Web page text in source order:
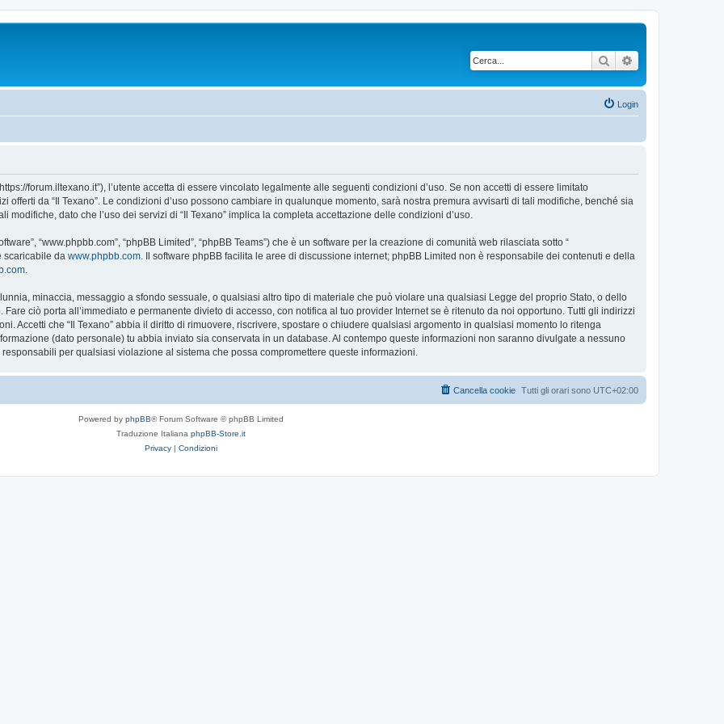
Cerca
Login
forum.iltexano.it”), l’utente accetta di essere vincolato legalmente alle seguenti condizioni d’uso. Se non accetti di essere limitato
offerti da “Il Texano”. Le condizioni d’uso possono cambiare in qualunque momento, sarà nostra premura avvisarti di tali modifiche, benché sia
dato che l’uso dei servizi di “Il Texano” implica la completa accettazione delle condizioni d’uso.
“www.phpbb.com”, “phpBB Limited”, “phpBB Teams”) che è un software per la creazione di comunità web rilasciata sotto “
scaricabile da www.phpbb.com . Il software phpBB facilita le aree di discussione internet; phpBB Limited non è responsabile dei contenuti e della
minaccia, messaggio a sfondo sessuale, o qualsiasi altro tipo di materiale che può violare una qualsiasi Legge del proprio Stato, o dello
ciò porta all’immediato e permanente divieto di accesso, con notifica al tuo provider Internet se è ritenuto da noi opportuno. Tutti gli indirizzi
Accetti che “Il Texano” abbia il diritto di rimuovere, riscrivere, spostare o chiudere qualsiasi argomento in qualsiasi momento lo ritenga
(dato personale) tu abbia inviato sia conservata in un database. Al contempo queste informazioni non saranno divulgate a nessuno
per qualsiasi violazione al sistema che possa compromettere queste informazioni.
Tutti gli orari sono UTC+02:00
Cancella cookie
Powered by phpBB® Forum Software © phpBB Limited
Traduzione Italiana phpBB-Store.it
Privacy | Condizioni